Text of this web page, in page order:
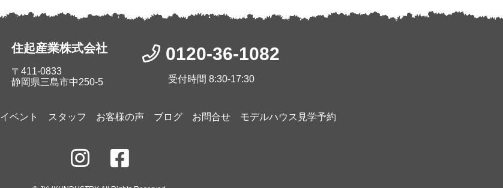
住起産業株式会社
〒411-0833
静岡県三島市中250-5
0120-36-1082
受付時間 8:30-17:30
イベント スタッフ お客様の声 ブログ お問合せ モデルハウス見学予約